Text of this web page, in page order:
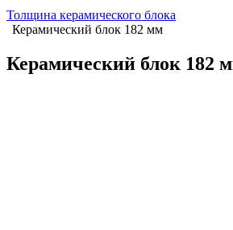
Толщина керамического блока
Керамический блок 182 мм
Керамический блок 182